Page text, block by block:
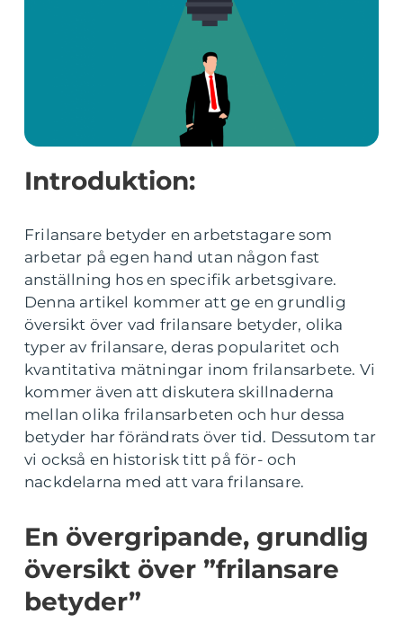
Introduktion:
Frilansare betyder en arbetstagare som
arbetar på egen hand utan någon fast
anställning hos en specifik arbetsgivare.
Denna artikel kommer att ge en grundlig
översikt över vad frilansare betyder, olika
typer av frilansare, deras popularitet och
kvantitativa mätningar inom frilansarbete. Vi
kommer även att diskutera skillnaderna
mellan olika frilansarbeten och hur dessa
betyder har förändrats över tid. Dessutom tar
vi också en historisk titt på för- och
nackdelarna med att vara frilansare.
En övergripande, grundlig
översikt över ”frilansare
betyder”